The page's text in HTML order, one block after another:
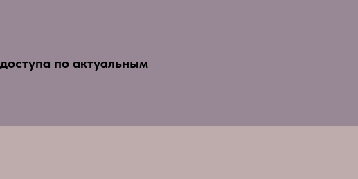
по актуальным